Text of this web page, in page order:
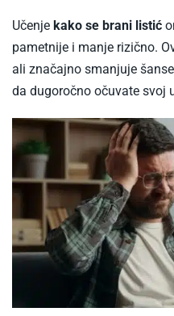
Učenje kako se brani listić
pametnije i manje rizično.
ali značajno smanjuje
da dugoročno očuvate svoj